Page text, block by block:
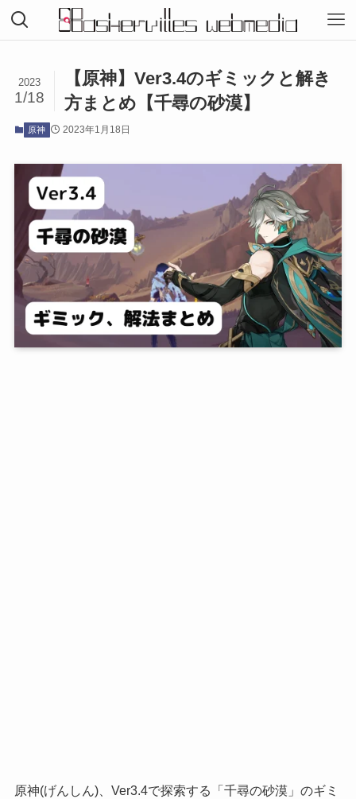
【原神】Ver3.4のギミックと解き
方まとめ【千尋の砂漠】
2023
1/18
原神 2023年1月18日
原神(げんしん)、Ver3.4で探索する「千尋の砂漠」のギミ